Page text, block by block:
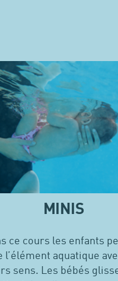
MINIS
ce cours les enfants
l’élément aquatique
sens. Les bébés